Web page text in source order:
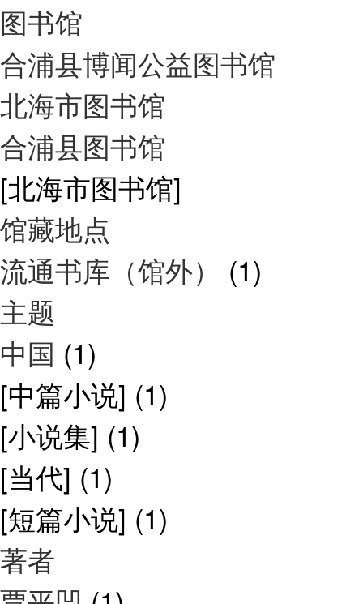
图书馆
合浦县博闻公益图书馆
北海市图书馆
合浦县图书馆
[北海市图书馆]
馆藏地点
流通书库（馆外） (1)
主题
中国 (1)
[中篇小说] (1)
[小说集] (1)
[当代] (1)
[短篇小说] (1)
著者